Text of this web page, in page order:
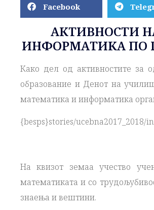
Facebook
АКТИВНОСТИ
ИНФОРМАТИКА ПО
Како дел од активностите за
образование и Денот на
математика и информатика
{besps}stories/ucebna2017_2018/
На квизот земаа учество
математиката и со
знаења и вештини.